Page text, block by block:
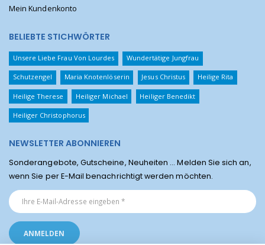
Mein Kundenkonto
BELIEBTE STICHWÖRTER
Unsere Liebe Frau Von Lourdes Wundertätige Jungfrau
Schutzengel Maria Knotenlöserin Jesus Christus Heilige Rita
Heilige Therese Heiliger Michael Heiliger Benedikt
Heiliger Christophorus
NEWSLETTER ABONNIEREN
Sonderangebote, Gutscheine, Neuheiten ... Melden Sie sich an,
wenn Sie per E-Mail benachrichtigt werden möchten.